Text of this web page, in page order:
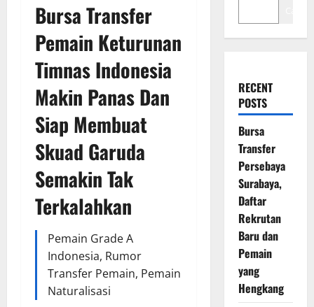
Bursa Transfer
Pemain Keturunan
Timnas Indonesia
Makin Panas Dan
Siap Membuat
Skuad Garuda
Semakin Tak
Terkalahkan
Pemain Grade A
Indonesia, Rumor
Transfer Pemain, Pemain
Naturalisasi
RECENT
POSTS
Bursa
Transfer
Persebaya
Surabaya,
Daftar
Rekrutan
Baru dan
Pemain
yang
Hengkang